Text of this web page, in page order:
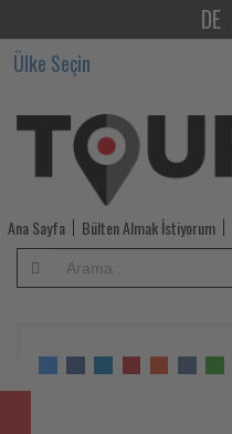
Sağlık
Turizminde
Yeni
Dönem:
Bakanlıklar
Arasında
İşbirliği
Protokolü
İmzalandı
DE
Ülke Seçin
Ana Sayfa Bülten Almak İstiyorum